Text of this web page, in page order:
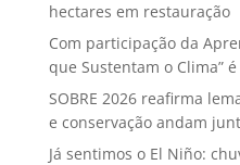
hectares em restauração
Com participação da
que Sustentam o Clima”
SOBRE 2026 reafirma
e conservação andam
Já sentimos o El Niño: